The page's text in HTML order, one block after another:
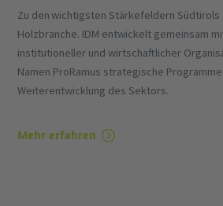
Zu den wichtigsten Stärkefeldern Südtirols
Holzbranche. IDM entwickelt gemeinsam
institutioneller und wirtschaftlicher
Namen ProRamus strategische
Weiterentwicklung des Sektors.
Mehr erfahren